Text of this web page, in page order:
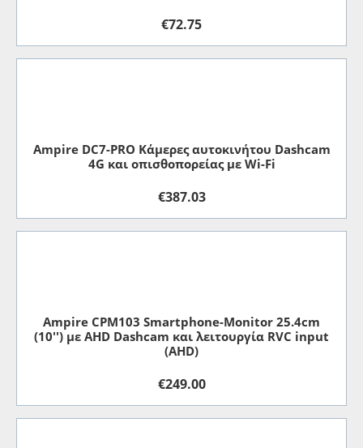
€72.75
Ampire DC7-PRO Κάμερες αυτοκινήτου Dashcam
4G και οπισθοπορείας με Wi-Fi
€387.03
Ampire CPM103 Smartphone-Monitor 25.4cm
(10'') με AHD Dashcam και λειτουργία RVC input
(AHD)
€249.00